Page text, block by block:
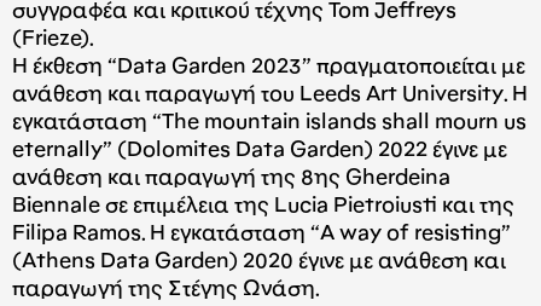
συγγραφέα και κριτικού τέχνης Tom Jeffreys
(Frieze).
Η έκθεση “Data Garden 2023” πραγματοποιείται με
ανάθεση και παραγωγή του Leeds Art University. Η
εγκατάσταση “The mountain islands shall mourn us
eternally” (Dolomites Data Garden) 2022 έγινε με
ανάθεση και παραγωγή της 8ης Gherdeina
Biennale σε επιμέλεια της Lucia Pietroiusti και της
Filipa Ramos. Η εγκατάσταση “A way of resisting”
(Athens Data Garden) 2020 έγινε με ανάθεση και
παραγωγή της Στέγης Ωνάση.